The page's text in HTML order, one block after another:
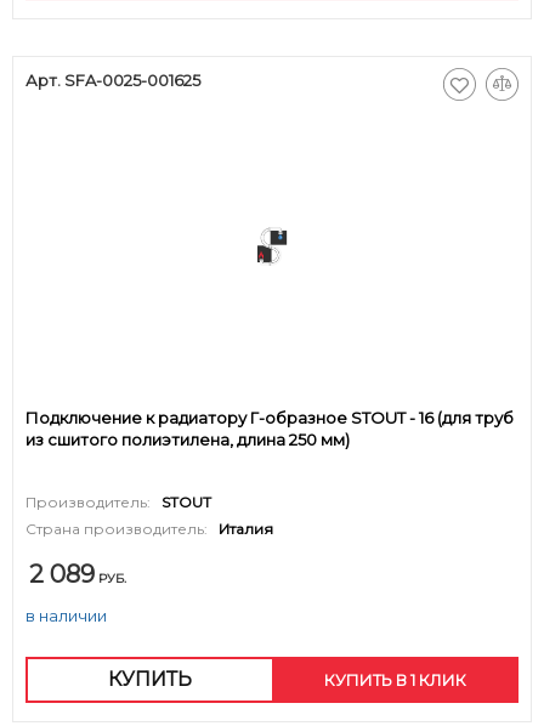
Арт. SFA-0025-001625
Подключение к радиатору Г-образное STOUT - 16 (для труб
из сшитого полиэтилена, длина 250 мм)
Производитель:
STOUT
Страна производитель:
Италия
2 089 РУБ.
в наличии
КУПИТЬ КУПИТЬ В 1 КЛИК